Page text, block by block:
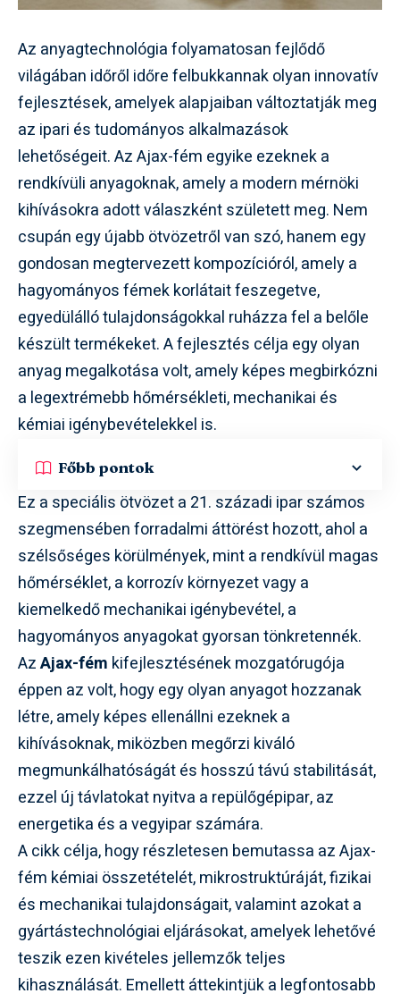
Az anyagtechnológia folyamatosan fejlődő
világában időről időre felbukkannak olyan innovatív
fejlesztések, amelyek alapjaiban változtatják meg
az ipari és tudományos alkalmazások
lehetőségeit. Az Ajax-fém egyike ezeknek a
rendkívüli anyagoknak, amely a modern mérnöki
kihívásokra adott válaszként született meg. Nem
csupán egy újabb ötvözetről van szó, hanem egy
gondosan megtervezett kompozícióról, amely a
hagyományos fémek korlátait feszegetve,
egyedülálló tulajdonságokkal ruházza fel a belőle
készült termékeket. A fejlesztés célja egy olyan
anyag megalkotása volt, amely képes megbirkózni
a legextrémebb hőmérsékleti, mechanikai és
kémiai igénybevételekkel is.
Főbb pontok
Ez a speciális ötvözet a 21. századi ipar számos
szegmensében forradalmi áttörést hozott, ahol a
szélsőséges körülmények, mint a rendkívül magas
hőmérséklet, a korrozív környezet vagy a
kiemelkedő mechanikai igénybevétel, a
hagyományos anyagokat gyorsan tönkretennék.
AzAjax-fém kifejlesztésének mozgatórugója
éppen az volt, hogy egy olyan anyagot hozzanak
létre, amely képes ellenállni ezeknek a
kihívásoknak, miközben megőrzi kiváló
megmunkálhatóságát és hosszú távú stabilitását,
ezzel új távlatokat nyitva a repülőgépipar, az
energetika és a vegyipar számára.
A cikk célja, hogy részletesen bemutassa az Ajax-
fém kémiai összetételét, mikrostruktúráját, fizikai
és mechanikai tulajdonságait, valamint azokat a
gyártástechnológiai eljárásokat, amelyek lehetővé
teszik ezen kivételes jellemzők teljes
kihasználását. Emellett áttekintjük a legfontosabb